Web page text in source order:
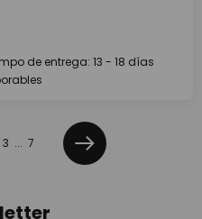
de entrega: 13 - 18 días
3 ... 7
Siguiente